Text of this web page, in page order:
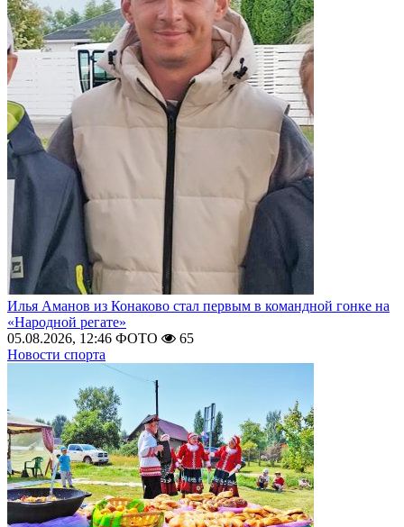
Илья Аманов из Конаково стал первым в командной гонке на
«Народной регате»
05.08.2026, 12:46 ФОТО
65
Новости спорта